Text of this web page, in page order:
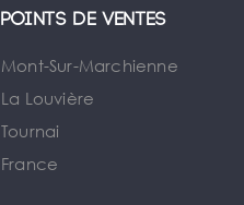
Points de ventes
Mont-Sur-Marchienne
La Louvière
Tournai
France